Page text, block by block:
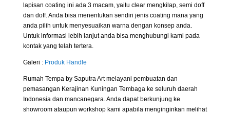
lapisan coating ini ada 3 macam, yaitu clear mengkilap, semi doff
dan doff. Anda bisa menentukan sendiri jenis coating mana yang
anda pilih untuk menyesuaikan warna dengan konsep anda.
Untuk informasi lebih lanjut anda bisa menghubungi kami pada
kontak yang telah tertera.
Galeri : Produk Handle
Rumah Tempa by Saputra Art melayani pembuatan dan
pemasangan Kerajinan Kuningan Tembaga ke seluruh daerah
Indonesia dan mancanegara. Anda dapat berkunjung ke
showroom ataupun workshop kami apabila menginginkan melihat